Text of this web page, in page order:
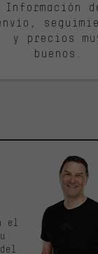
Información
y precios
buenos.
el